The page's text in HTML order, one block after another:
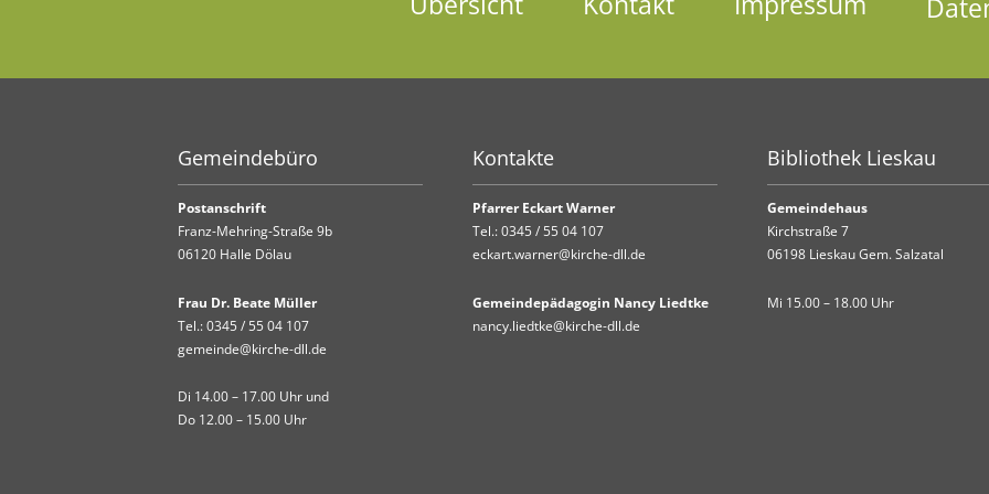
Gemeindebüro
Postanschrift
Franz-Mehring-Straße 9b
06120 Halle Dölau
Frau Dr. Beate Müller
Tel.:0345 / 55 04 107
gemeinde@kirche-dll.de
Di 14.00 – 17.00 Uhr und
Do 12.00 – 15.00 Uhr
Kontakte
Pfarrer Eckart Warner
Tel.:0345 / 55 04 107
eckart.warner@kirche-dll.de
Gemeindepädagogin Nancy Liedtke
nancy.liedtke@kirche-dll.de
Bibliothek Lieskau
Gemeindehaus
Kirchstraße 7
06198 Lieskau Gem. Salzatal
Mi 15.00 – 18.00 Uhr